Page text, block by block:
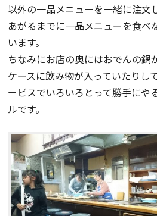
以外の一品メニューを一緒に注文
あがるまでに一品メニューを食べ
います。
ちなみにお店の奥にはおでんの鍋
ケースに飲み物が入っていたりし
ービスでいろいろとって勝手にや
ルです。